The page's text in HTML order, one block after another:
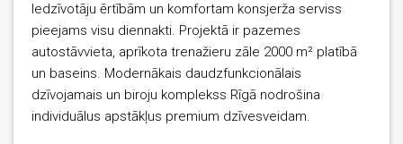
Iedzīvotāju ērtībām un komfortam konsjerža serviss
pieejams visu diennakti. Projektā ir pazemes
autostāvvieta, aprīkota trenažieru zāle 2000 m² platībā
un baseins. Modernākais daudzfunkcionālais
dzīvojamais un biroju komplekss Rīgā nodrošina
individuālus apstākļus premium dzīvesveidam.